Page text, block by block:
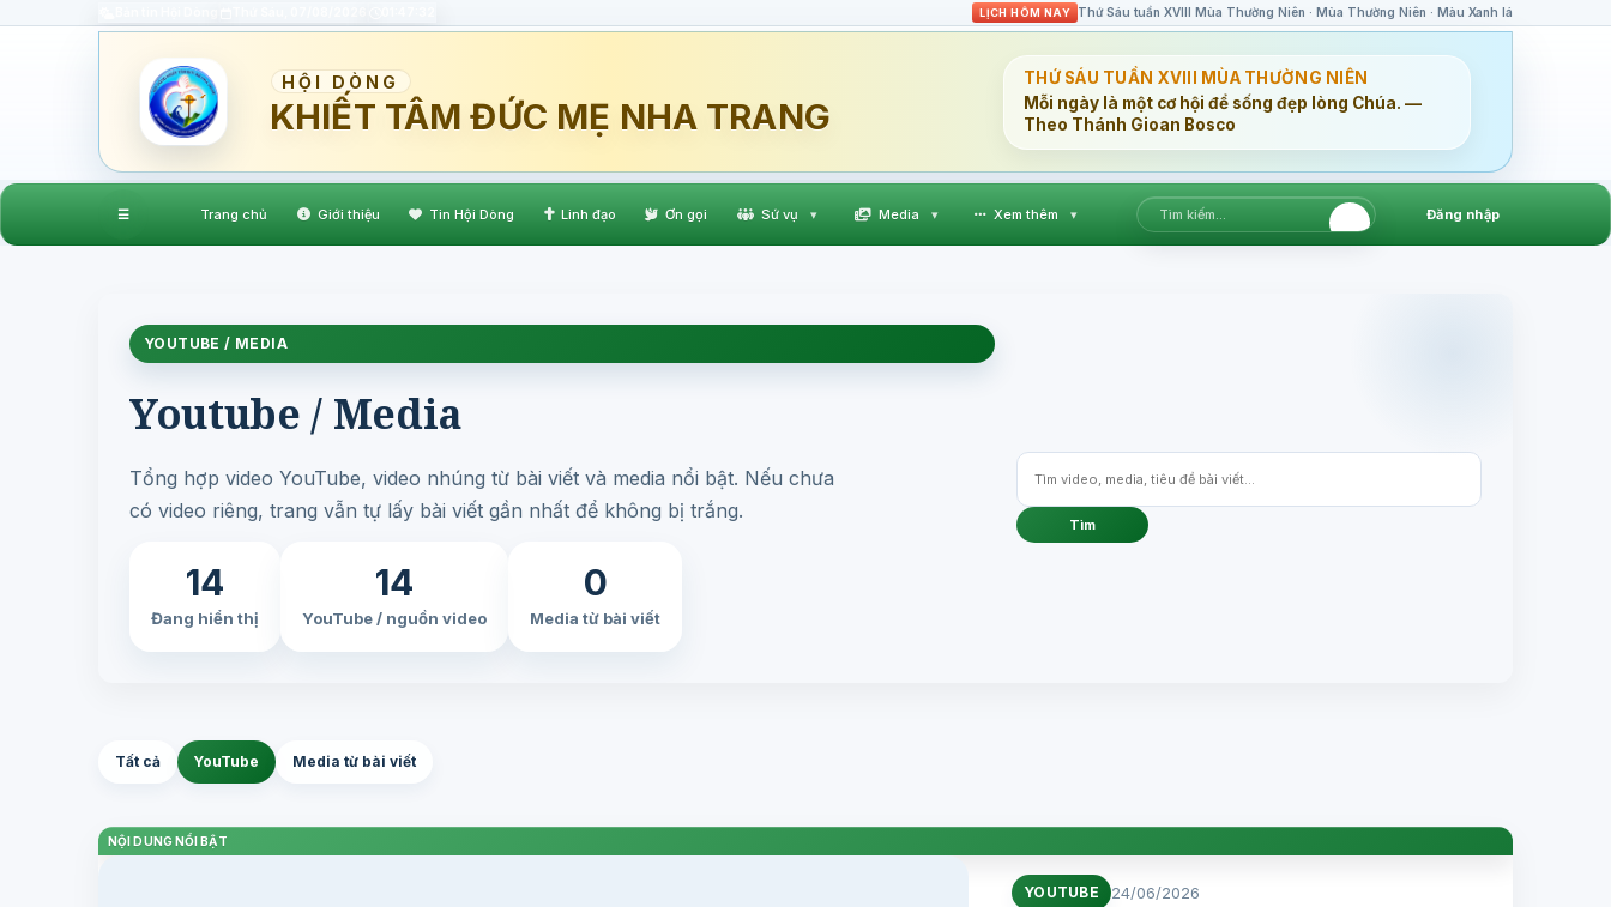
LỊCH HÔM NAY Thứ Sáu tuần XVIII Mùa Thường Niên · Mùa Thường Niên · Màu Xanh lá
HỘI DÒNG
KHIẾT TÂM ĐỨC MẸ NHA TRANG
THỨ SÁU TUẦN XVIII MÙA THƯỜNG NIÊN
Mỗi ngày là một cơ hội để sống đẹp lòng Chúa. —
Theo Thánh Gioan Bosco
☰ Trang chủ Giới thiệu Tin Hội Dòng Linh đạo Ơn gọi Sứ vụ ▾ Media ▾ Xem thêm ▾ Đăng nhập
YOUTUBE / MEDIA
Youtube / Media
Tổng hợp video YouTube, video nhúng từ bài viết và media nổi bật. Nếu chưa
có video riêng, trang vẫn tự lấy bài viết gần nhất để không bị trắng.
14
Đang hiển thị
14
YouTube / nguồn video
0
Media từ bài viết
Tìm
Tất cả YouTube Media từ bài viết
NỘI DUNG NỔI BẬT
YOUTUBE 24/06/2026